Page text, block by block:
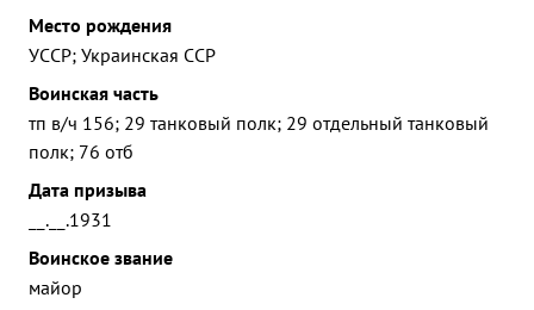
Место рождения
УССР; Украинская ССР
Воинская часть
тп в/ч 156; 29 танковый полк; 29 отдельный танковый
полк; 76 отб
Дата призыва
__.__.1931
Воинское звание
майор